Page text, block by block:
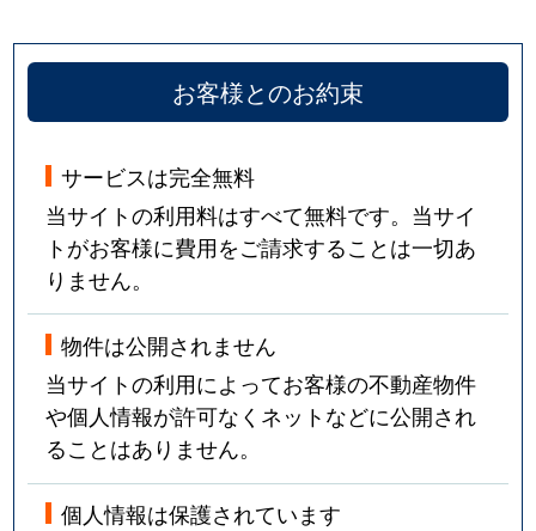
お客様とのお約束
サービスは完全無料
当サイトの利用料はすべて無料です。当サイ
トがお客様に費用をご請求することは一切あ
りません。
物件は公開されません
当サイトの利用によってお客様の不動産物件
や個人情報が許可なくネットなどに公開され
ることはありません。
個人情報は保護されています